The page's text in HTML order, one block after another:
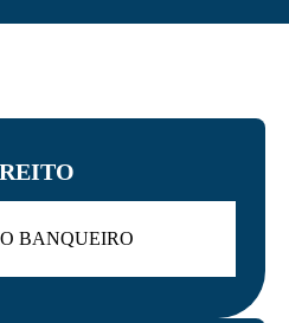
BANQUEIRO